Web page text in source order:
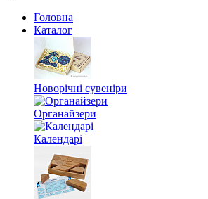
Головна
Каталог
Новорічні сувеніри
Органайзери
Календарі